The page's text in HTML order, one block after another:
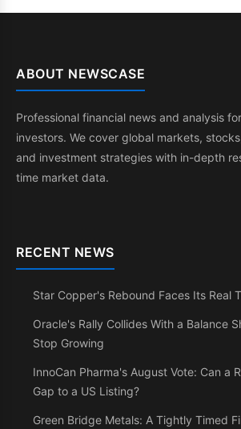
ABOUT NEWSCASE
Professional financial news and analysis
investors. We cover global markets,
and investment strategies with in-depth
time market data.
RECENT NEWS
Star Copper's Rebound Faces Its Real
Oracle's Rally Collides With a Balance
Stop Growing
InnoCan Pharma's August Vote: Can a
Gap to a US Listing?
Green Bridge Metals: A Tightly Timed